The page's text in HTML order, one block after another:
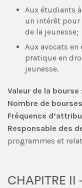
Aux étudiants
un intérêt
de la jeunesse;
Aux avocats
pratique en
jeunesse.
Valeur de la bourse
Nombre de bourses
Fréquence
Responsable des
programmes et
CHAPITRE